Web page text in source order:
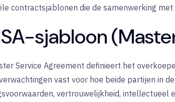
contractsjablonen die de samenwerking
sjabloon
Service Agreement definieert het
vast voor hoe beide partijen in
vertrouwelijkheid, intellectueel